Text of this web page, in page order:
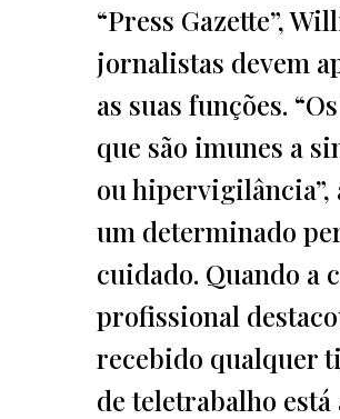
“Press Gazette”,
jornalistas devem
as suas funções.
que são imunes a
ou hipervigilância”,
um determinado
cuidado. Quando a
profissional
recebido qualquer
de teletrabalho